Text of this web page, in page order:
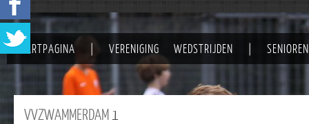
STARTPAGINA VERENIGING WEDSTRIJDEN SENIOREN
VVZWAMMERDAM1